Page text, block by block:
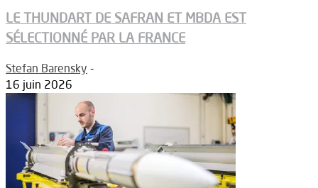
LE THUNDART DE SAFRAN ET MBDA EST
SÉLECTIONNÉ PAR LA FRANCE
Stefan Barensky -
16 juin 2026